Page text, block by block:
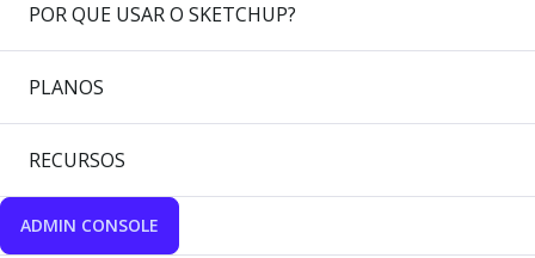
POR QUE USAR O SKETCHUP?
PLANOS
RECURSOS
ADMIN CONSOLE